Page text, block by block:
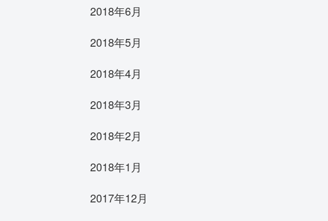
2018年6月
2018年5月
2018年4月
2018年3月
2018年2月
2018年1月
2017年12月